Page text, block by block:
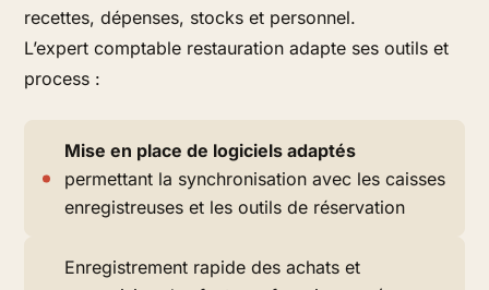
recettes, dépenses, stocks et personnel.
L’expert comptable restauration adapte ses outils et
process :
Mise en place de logiciels adaptés
permettant la synchronisation avec les caisses
enregistreuses et les outils de réservation
Enregistrement rapide des achats et